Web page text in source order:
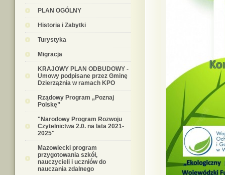
PLAN OGÓLNY
Historia i Zabytki
Turystyka
Migracja
KRAJOWY PLAN ODBUDOWY -
Umowy podpisane przez Gminę
Dzierzążnia w ramach KPO
Rządowy Program „Poznaj
Polskę”
"Narodowy Program Rozwoju
Czytelnictwa 2.0. na lata 2021-
2025"
Mazowiecki program
przygotowania szkół,
nauczycieli i uczniów do
nauczania zdalnego